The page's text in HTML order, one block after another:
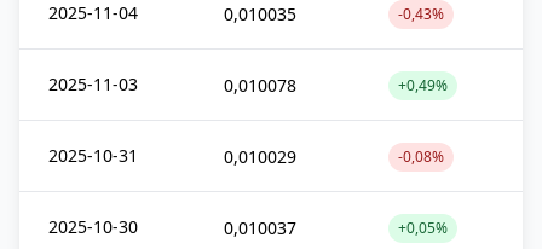
2025-11-04 0,010035 -0,43%
2025-11-03 0,010078 +0,49%
2025-10-31 0,010029 -0,08%
2025-10-30 0,010037 +0,05%